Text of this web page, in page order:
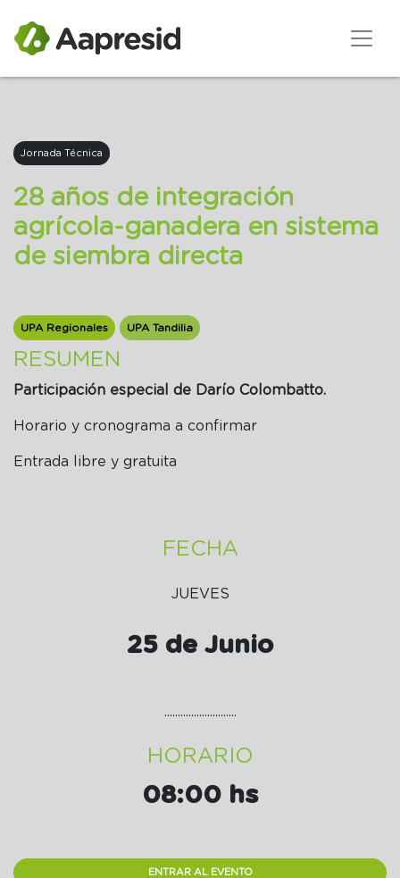
Jornada Técnica
28 años de integración
agrícola-ganadera en sistema
de siembra directa
UPA Regionales UPA Tandilia
RESUMEN
Participación especial de Darío Colombatto.
Horario y cronograma a confirmar
Entrada libre y gratuita
FECHA
JUEVES
25 de Junio
...........................
HORARIO
08:00 hs
ENTRAR AL EVENTO